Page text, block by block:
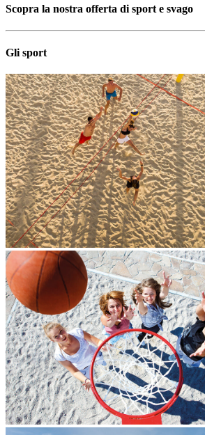
Scopra la nostra offerta di sport e svago
Gli sport